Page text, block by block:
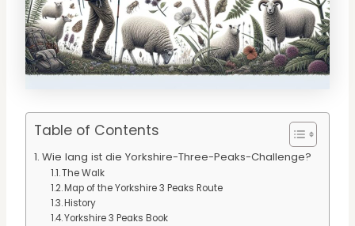
Table of Contents
Wie lang ist die Yorkshire-Three-Peaks-Challenge?
The Walk
Map of the Yorkshire 3 Peaks Route
History
Yorkshire 3 Peaks Book